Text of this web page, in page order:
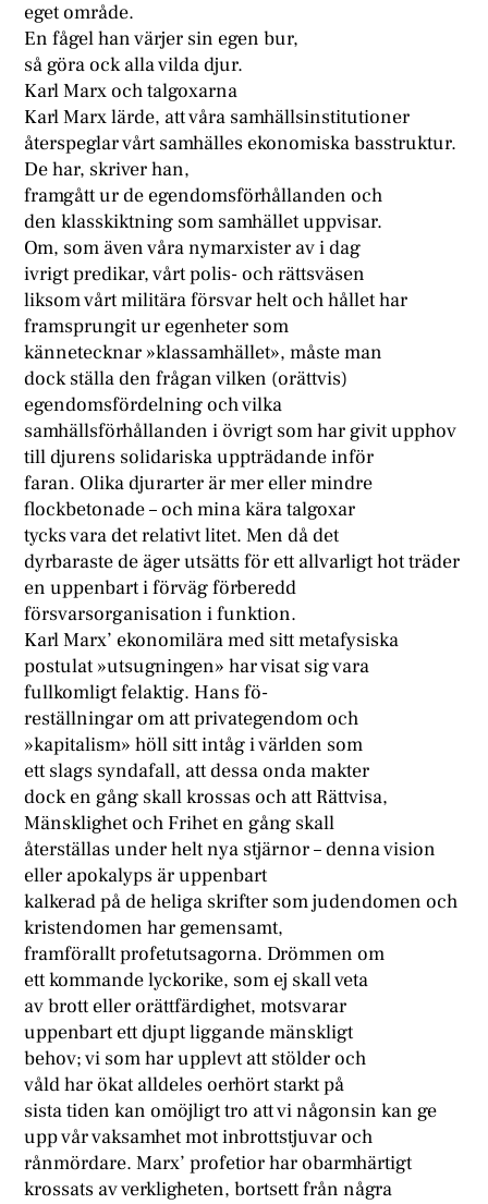
eget område.
En fågel han värjer sin egen bur,
så göra ock alla vilda djur.
Karl Marx och talgoxarna
Karl Marx lärde, att våra samhällsinstitutioner
återspeglar vårt samhälles ekonomiska basstruktur.
De har, skriver han,
framgått ur de egendomsförhållanden och
den klasskiktning som samhället uppvisar.
Om, som även våra nymarxister av i dag
ivrigt predikar, vårt polis- och rättsväsen
liksom vårt militära försvar helt och hållet har
framsprungit ur egenheter som
kännetecknar »klassamhället», måste man
dock ställa den frågan vilken (orättvis)
egendomsfördelning och vilka
samhällsförhållanden i övrigt som har givit upphov
till djurens solidariska uppträdande inför
faran. Olika djurarter är mer eller mindre
flockbetonade – och mina kära talgoxar
tycks vara det relativt litet. Men då det
dyrbaraste de äger utsätts för ett allvarligt hot träder
en uppenbart i förväg förberedd
försvarsorganisation i funktion.
Karl Marx’ ekonomilära med sitt metafysiska
postulat »utsugningen» har visat sig vara
fullkomligt felaktig. Hans fö-
reställningar om att privategendom och
»kapitalism» höll sitt intåg i världen som
ett slags syndafall, att dessa onda makter
dock en gång skall krossas och att Rättvisa,
Mänsklighet och Frihet en gång skall
återställas under helt nya stjärnor – denna vision
eller apokalyps är uppenbart
kalkerad på de heliga skrifter som judendomen och
kristendomen har gemensamt,
framförallt profetutsagorna. Drömmen om
ett kommande lyckorike, som ej skall veta
av brott eller orättfärdighet, motsvarar
uppenbart ett djupt liggande mänskligt
behov; vi som har upplevt att stölder och
våld har ökat alldeles oerhört starkt på
sista tiden kan omöjligt tro att vi någonsin kan ge
upp vår vaksamhet mot inbrottstjuvar och
rånmördare. Marx’ profetior har obarmhärtigt
krossats av verkligheten, bortsett från några